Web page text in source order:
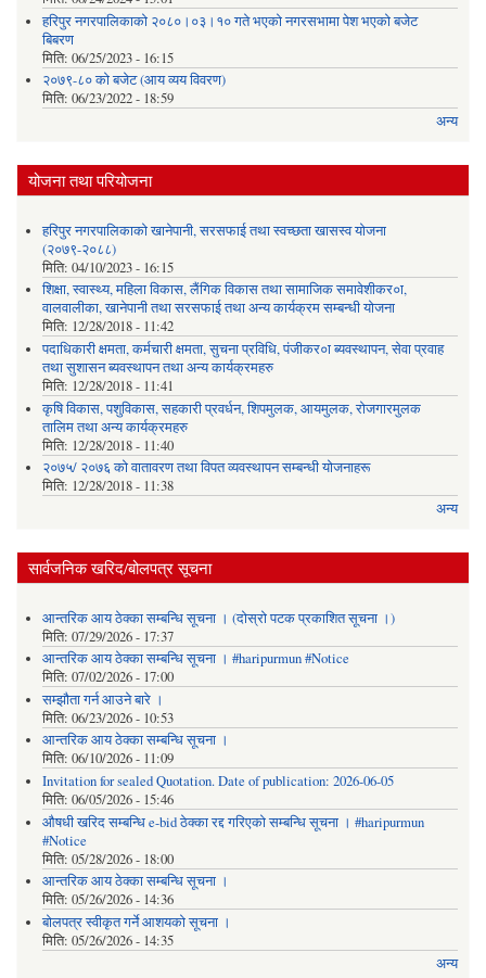
हरिपुर नगरपालिकाको २०८०।०३।१० गते भएको नगरसभामा पेश भएको बजेट
बिबरण
मिति: 06/25/2023 - 16:15
२०७९-८० को बजेट (आय व्यय विवरण)
मिति: 06/23/2022 - 18:59
अन्य
योजना तथा परियोजना
हरिपुर नगरपालिकाको खानेपानी, सरसफाई तथा स्वच्छता खासस्व योजना
(२०७९-२०८८)
मिति: 04/10/2023 - 16:15
शिक्षा, स्वास्थ्य, महिला विकास, लैंगिक विकास तथा सामाजिक समावेशीकर०ा,
वालवालीका, खानेपानी तथा सरसफाई तथा अन्य कार्यक्रम सम्बन्धी योजना
मिति: 12/28/2018 - 11:42
पदाधिकारी क्षमता, कर्मचारी क्षमता, सुचना प्रविधि, पंजीकर०ा ब्यवस्थापन, सेवा प्रवाह
तथा सुशासन ब्यवस्थापन तथा अन्य कार्यक्रमहरु
मिति: 12/28/2018 - 11:41
कृषि विकास, पशुविकास, सहकारी प्रवर्धन, शिपमुलक, आयमुलक, रोजगारमुलक
तालिम तथा अन्य कार्यक्रमहरु
मिति: 12/28/2018 - 11:40
२०७५/ २०७६ को वातावरण तथा विपत व्यवस्थापन सम्बन्धी योजनाहरू
मिति: 12/28/2018 - 11:38
अन्य
सार्वजनिक खरिद/बोलपत्र सूचना
आन्तरिक आय ठेक्का सम्बन्धि सूचना । (दोस्रो पटक प्रकाशित सूचना ।)
मिति: 07/29/2026 - 17:37
आन्तरिक आय ठेक्का सम्बन्धि सूचना । #haripurmun #Notice
मिति: 07/02/2026 - 17:00
सम्झौता गर्न आउने बारे ।
मिति: 06/23/2026 - 10:53
आन्तरिक आय ठेक्का सम्बन्धि सूचना ।
मिति: 06/10/2026 - 11:09
Invitation for sealed Quotation. Date of publication: 2026-06-05
मिति: 06/05/2026 - 15:46
औषधी खरिद सम्बन्धि e-bid ठेक्का रद्द गरिएको सम्बन्धि सूचना । #haripurmun
#Notice
मिति: 05/28/2026 - 18:00
आन्तरिक आय ठेक्का सम्बन्धि सूचना ।
मिति: 05/26/2026 - 14:36
बोलपत्र स्वीकृत गर्ने आशयको सूचना ।
मिति: 05/26/2026 - 14:35
अन्य